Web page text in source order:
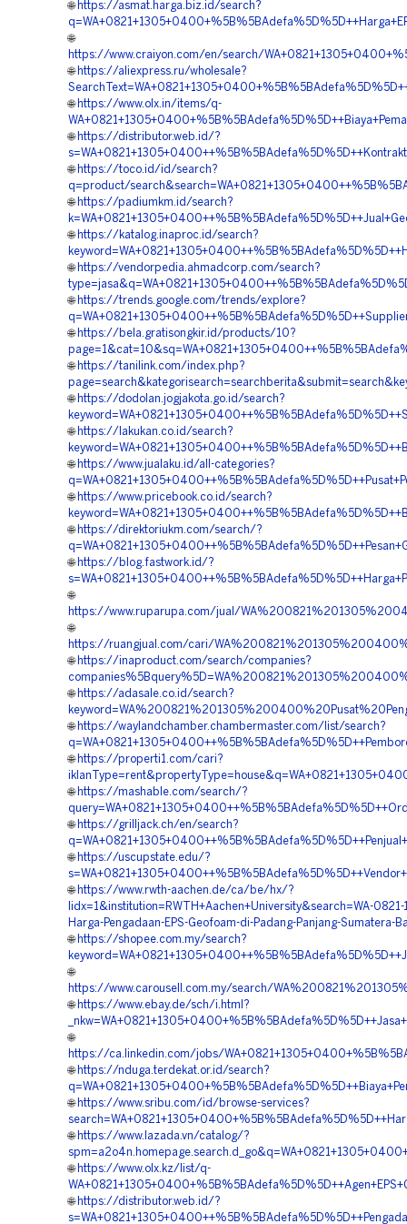
🌐 https://asmat.harga.biz.id/search?
🌐
https://www.craiyon.com/en/search/
🌐 https://aliexpress.ru/wholesale?
🌐 https://www.olx.in/items/q-
🌐 https://distributor.web.id/?
🌐 https://toco.id/id/search?
q=product/
🌐 https://padiumkm.id/search?
🌐 https://katalog.inaproc.id/search?
🌐 https://vendorpedia.ahmadcorp.com/search?
🌐 https://trends.google.com/trends/explore?
🌐 https://bela.gratisongkir.id/products/10?
🌐 https://tanilink.com/index.php?
🌐 https://dodolan.jogjakota.go.id/search?
🌐 https://lakukan.co.id/search?
🌐 https://www.jualaku.id/all-categories?
🌐 https://www.pricebook.co.id/search?
🌐 https://direktoriukm.com/search/?
🌐 https://blog.fastwork.id/?
🌐
https://www.ruparupa.com/jual/
🌐
https://ruangjual.com/cari/
🌐 https://inaproduct.com/search/companies?
🌐 https://adasale.co.id/search?
🌐 https://waylandchamber.chambermaster.com/list/search?
🌐 https://properti1.com/cari?
🌐 https://mashable.com/search/?
🌐 https://grilljack.ch/en/search?
🌐 https://uscupstate.edu/?
🌐 https://www.rwth-aachen.de/ca/be/hx/?
lidx=1&institution=RWTH+Aachen+University&search=WA-
Harga-Pengadaan-EPS-Geofoam-di-Padang-Panjang-Sumatera-
🌐 https://shopee.com.my/search?
🌐
https://www.carousell.com.my/search/
🌐 https://www.ebay.de/sch/i.html?
🌐
https://ca.linkedin.com/jobs/
🌐 https://nduga.terdekat.or.id/search?
🌐 https://www.sribu.com/id/browse-services?
🌐 https://www.lazada.vn/catalog/?
🌐 https://www.olx.kz/list/q-
🌐 https://distributor.web.id/?